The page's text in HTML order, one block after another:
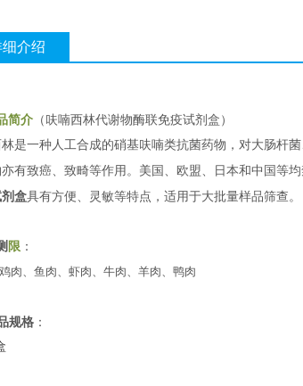
介绍
简介 （呋喃西林代谢物酶联免疫试剂盒）
林是一种人工合成的硝基呋喃类抗菌药物，对大肠杆
有致癌、致畸等作用。美国、欧盟、日本和中国等均
盒具有方便、灵敏等特点，适用于大批量样品筛查。
限 ：
肉、鱼肉、虾肉、牛肉、羊肉、鸭肉
规格 ：